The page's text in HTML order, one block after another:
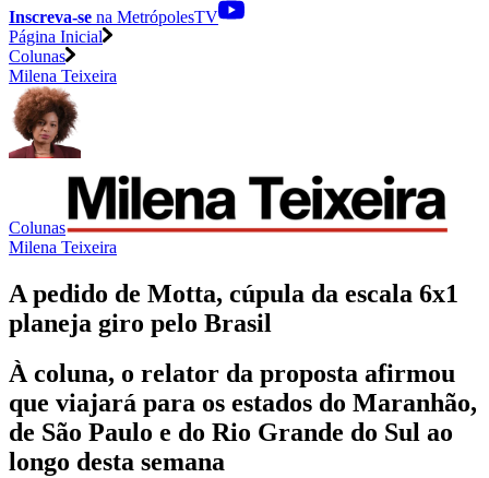
Inscreva-se na MetrópolesTV
Página Inicial
Colunas
Milena Teixeira
Colunas
Milena Teixeira
A pedido de Motta, cúpula da escala 6x1
planeja giro pelo Brasil
À coluna, o relator da proposta afirmou
que viajará para os estados do Maranhão,
de São Paulo e do Rio Grande do Sul ao
longo desta semana